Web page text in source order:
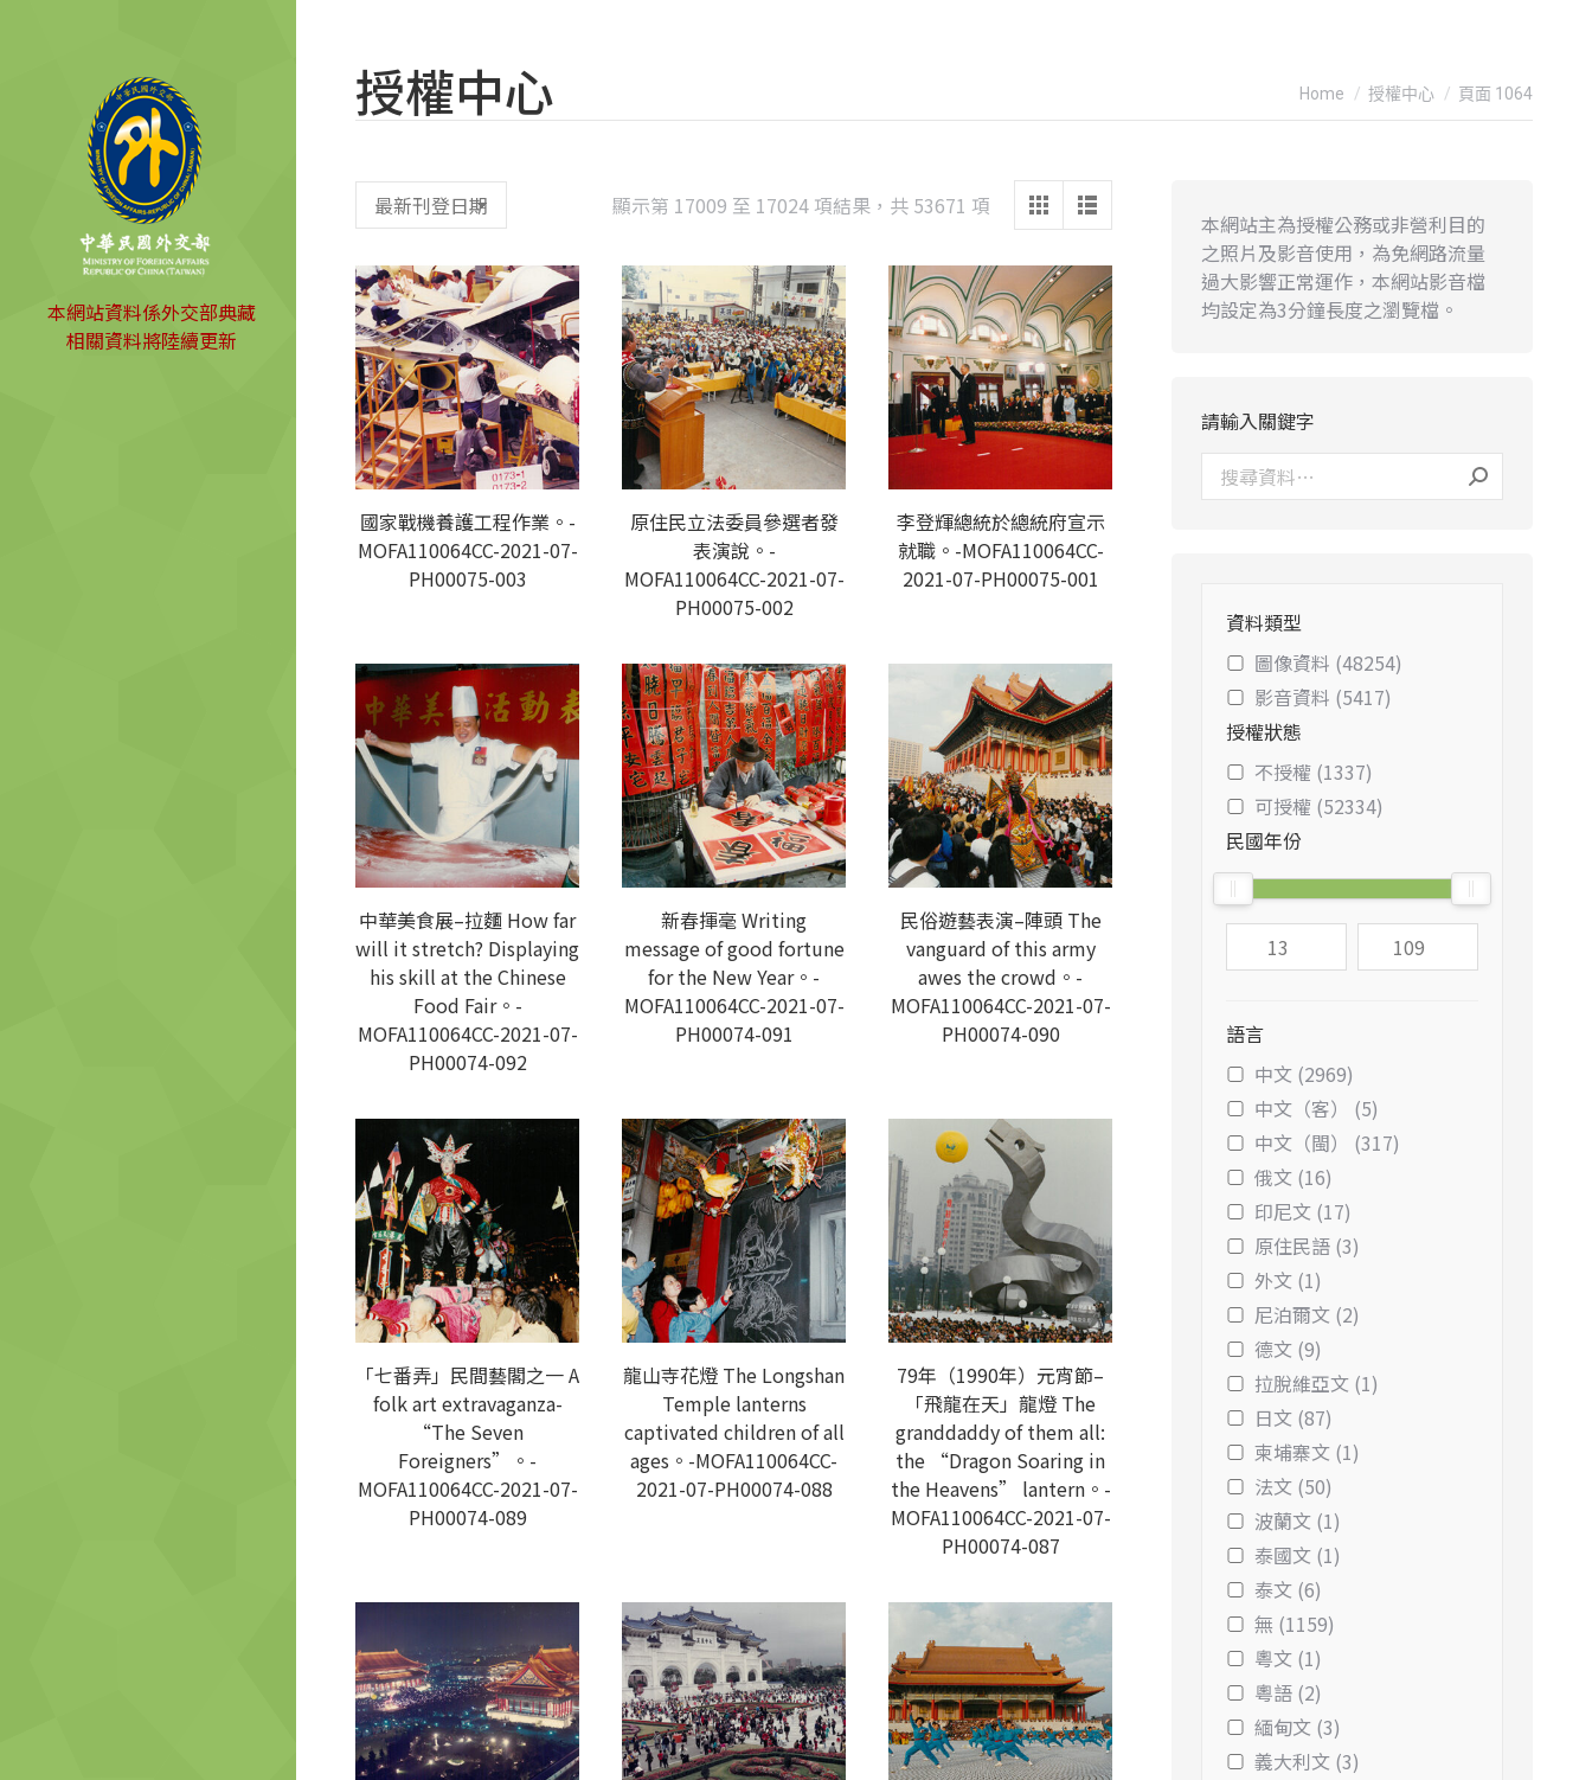
本網站資料係外交部典藏
相關資料將陸續更新
授權中心 You are here:
Home 授權中心 頁面 1064
顯示第 17009 至 17024 項結果，共 53671 項 Sorted
latest
國家戰機養護工程作業。-
MOFA110064CC-2021-07-
PH00075-003
原住民立法委員參選者發
表演說。-
MOFA110064CC-2021-07-
PH00075-002
李登輝總統於總統府宣示
就職。-MOFA110064CC-
2021-07-PH00075-001
中華美食展–拉麵 How far
will it stretch? Displaying
his skill at the Chinese
Food Fair。-
MOFA110064CC-2021-07-
PH00074-092
新春揮毫 Writing
message of good fortune
for the New Year。-
MOFA110064CC-2021-07-
PH00074-091
民俗遊藝表演–陣頭 The
vanguard of this army
awes the crowd。-
MOFA110064CC-2021-07-
PH00074-090
「七番弄」民間藝閣之一 A
folk art extravaganza-
“The Seven
Foreigners”。-
MOFA110064CC-2021-07-
PH00074-089
龍山寺花燈 The Longshan
Temple lanterns
captivated children of all
ages。-MOFA110064CC-
2021-07-PH00074-088
79年（1990年）元宵節–
「飛龍在天」龍燈 The
granddaddy of them all:
the “Dragon Soaring in
the Heavens” lantern。-
MOFA110064CC-2021-07-
PH00074-087
本網站主為授權公務或非營利目的
之照片及影音使用，為免網路流量
過大影響正常運作，本網站影音檔
均設定為3分鐘長度之瀏覽檔。
請輸入關鍵字
資料類型
圖像資料 (48254)
影音資料 (5417)
授權狀態
不授權 (1337)
可授權 (52334)
民國年份
語言
中文 (2969)
中文（客） (5)
中文（閩） (317)
俄文 (16)
印尼文 (17)
原住民語 (3)
外文 (1)
尼泊爾文 (2)
德文 (9)
拉脫維亞文 (1)
日文 (87)
柬埔寨文 (1)
法文 (50)
波蘭文 (1)
泰國文 (1)
泰文 (6)
無 (1159)
粵文 (1)
粵語 (2)
緬甸文 (3)
義大利文 (3)